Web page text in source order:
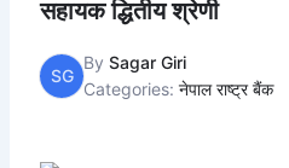
सहायक द्धितीय श्रेणी
SG
BySagar Giri
Categories:नेपाल राष्ट्र बैंक